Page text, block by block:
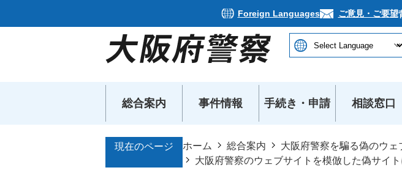
Foreign Languages ご意見・ご要望
総合案内 事件情報 手続き・申請 相談窓口
現在のページ ホーム 総合案内
大阪府警察を騙る偽のウ
大阪府警察のウェブサイトを模倣した偽サイ